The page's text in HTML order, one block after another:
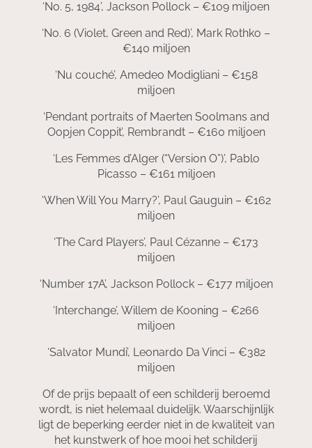
‘No. 5, 1984’, Jackson Pollock – €109 miljoen
‘No. 6 (Violet, Green and Red)’, Mark Rothko –
€140 miljoen
‘Nu couché’, Amedeo Modigliani – €158
miljoen
‘Pendant portraits of Maerten Soolmans and
Oopjen Coppit’, Rembrandt – €160 miljoen
‘Les Femmes d’Alger (“Version O”)’, Pablo
Picasso – €161 miljoen
‘When Will You Marry?’, Paul Gauguin – €162
miljoen
‘The Card Players’, Paul Cézanne – €173
miljoen
‘Number 17A’, Jackson Pollock – €177 miljoen
‘Interchange’, Willem de Kooning – €266
miljoen
‘Salvator Mundi’, Leonardo Da Vinci – €382
miljoen
Of de prijs bepaalt of een schilderij beroemd
wordt, is niet helemaal duidelijk. Waarschijnlijk
ligt de beperking eerder niet in de kwaliteit van
het kunstwerk of hoe mooi het schilderij